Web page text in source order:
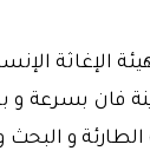
الإغاثة
فان بسرعة
الطارئة و البحث